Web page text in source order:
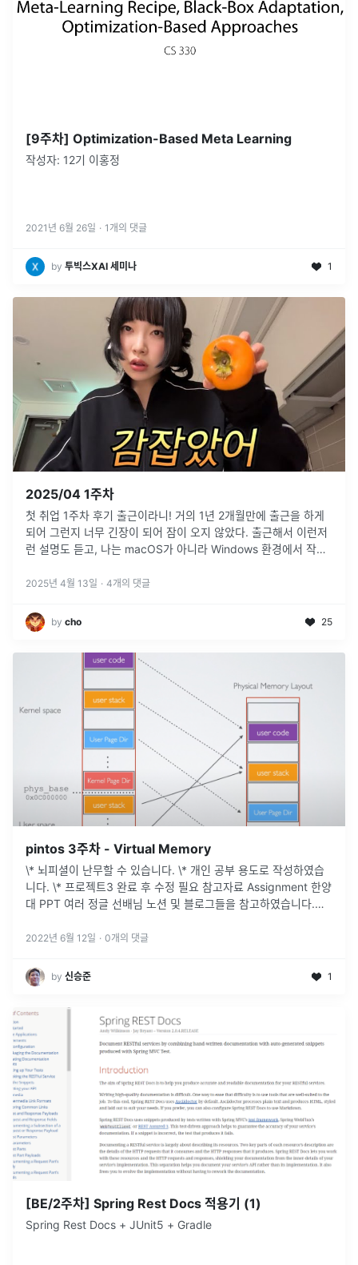
[9주차] Optimization-Based Meta Learning
작성자: 12기 이홍정
2021년 6월 26일 · 1 개의 댓글
by 투빅스XAI 세미나 1
2025/04 1주차
첫 취업 1주차 후기 출근이라니! 거의 1년 2개월만에 출근을 하게
되어 그런지 너무 긴장이 되어 잠이 오지 않았다. 출근해서 이런저
런 설명도 듣고, 나는 macOS가 아니라 Windows 환경에서 작업
이...
2025년 4월 13일 · 4개의 댓글
by cho 25
pintos 3주차 - Virtual Memory
\* 뇌피셜이 난무할 수 있습니다. \* 개인 공부 용도로 작성하였습
니다. \* 프로젝트3 완료 후 수정 필요 참고자료 Assignment 한양
대 PPT 여러 정글 선배님 노션 및 블로그들을 참고하였습니다.
2022년 6월 12일 · 0개의 댓글
by 신승준 1
[BE/2주차] Spring Rest Docs 적용기 (1)
Spring Rest Docs + JUnit5 + Gradle